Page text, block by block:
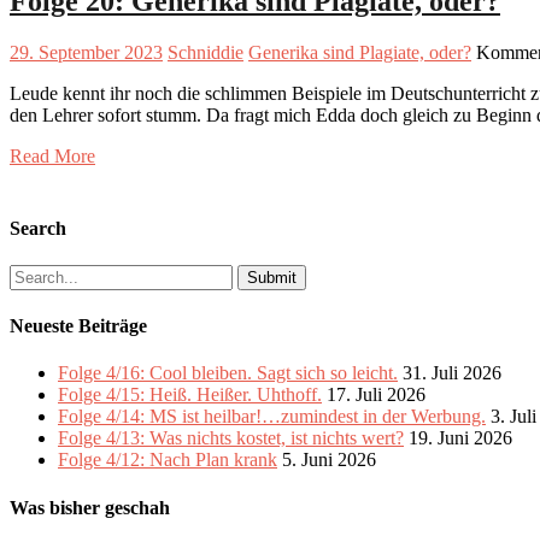
29. September 2023 Schniddie Generika sind Plagiate, oder?
Leude kennt ihr noch die schlimmen Beispiele im Deutschunterricht
den Lehrer sofort stumm. Da fragt mich Edda doch gleich zu
Read More
Search
Search
for:
Neueste Beiträge
Folge 4/16: Cool bleiben. Sagt sich so leicht. 31. Juli 2026
Folge 4/15: Heiß. Heißer. Uhthoff. 17. Juli 2026
Folge 4/14: MS ist heilbar!…zumindest in der Werbung. 3.
Folge 4/13: Was nichts kostet, ist nichts wert? 19. Juni 2026
Folge 4/12: Nach Plan krank 5. Juni 2026
Was bisher geschah